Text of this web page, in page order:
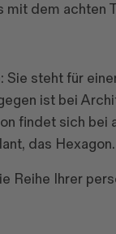
dem achten
steht für
ist bei
findet sich bei
das Hexagon.
Reihe Ihrer